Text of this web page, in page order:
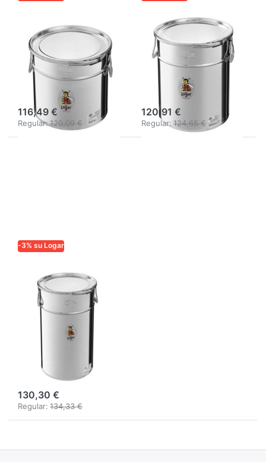
Contenitore
Logar conico
con anello di
serraggio e
guarnizione
116,49 €
Regular:120,09 €
Contenitore
conico Logar 35
kg con anello di
serraggio e
guarnizione
120,91 €
Regular: 124,65 €
-3% su Logar
Logar
contenitore di
stoccaggio
conico 50 kg
con anello di
serraggio e
guarnizione
130,30 €
Regular: 134,33 €